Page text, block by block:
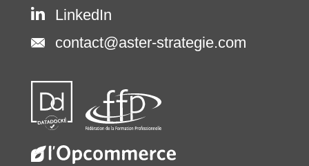
LinkedIn
contact@aster-strategie.com